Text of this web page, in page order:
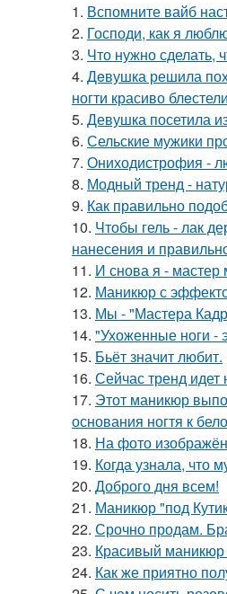
1. Вспомните вайб
2. Господи, как я
3. Что нужно сделать,
4. Дeвушка решила
ногти красиво
5. Девушка посетила
6. Сельские мужики
7. Ониходистрофия -
8. Модный тренд -
9. Как правильно
10. Чтобы гель - лак
нанесения и
11. И снова я - мастер
12. Маникюр с
13. Мы - "Мастера
14. "Ухоженные ноги -
15. Бьёт значит любит.
16. Сейчас тренд идет
17. Этот маникюр
основания ногтя к
18. На фото
19. Когда узнала, что
20. Доброго дня всем!
21. Маникюр "под
22. Срочно продам.
23. Красивый маникюр
24. Как же приятно